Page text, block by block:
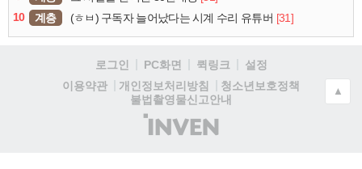
10
계층 (ㅎㅂ) 구독자 늘어났다는 시계 수리 유튜버 [31]
로그인 PC화면 퀵링크
설정
이용약관
개인정보처리방침
청소년보호정책
불법촬영물신고안내
(주)
인
▲